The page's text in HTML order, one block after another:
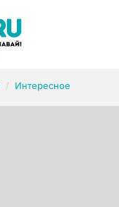
Интересное